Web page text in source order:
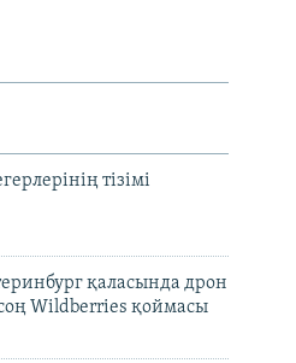
тізімі
қаласында дрон
Wildberries қоймасы